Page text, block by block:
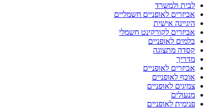
לבית ולמשרד
אביזרים לאופניים חשמליים
היגיינה אישית
אביזרים לקורקינט חשמלי
בלמים לאופניים
קסדה מתצוגה
מדריך
אביזרים לאופניים
אוכף לאופניים
צמיגים לאופניים
מנעולים
פנימית לאופניים